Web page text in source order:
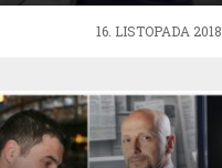
16. LISTOPADA 2018.